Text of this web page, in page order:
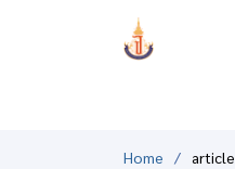
Home article